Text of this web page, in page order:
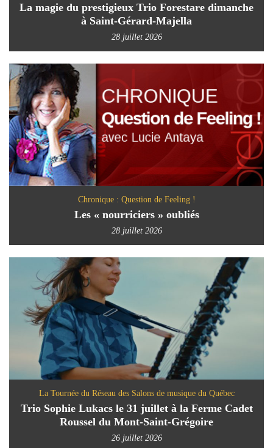
La magie du prestigieux Trio Forestare dimanche
à Saint-Gérard-Majella
28 juillet 2026
Chronique : Question de Feeling !
Les « nourriciers » oubliés
28 juillet 2026
La Tournée du Réseau des Salons de musique du Québec
Trio Sophie Lukacs le 31 juillet à la Ferme Cadet
Roussel du Mont-Saint-Grégoire
26 juillet 2026